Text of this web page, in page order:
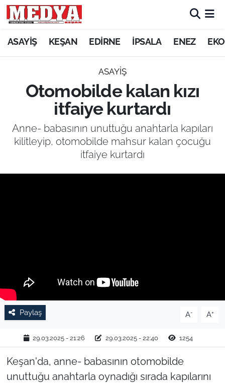
ASAYİŞ KEŞAN EDİRNE İPSALA ENEZ
ASAYİŞ
Otomobilde kalan kızı
itfaiye kurtardı
Anne- babasının unuttuğu anahtarla kapıları
kilitleyip, otomobilde mahsur kalan çocuğu
itfaiye kurtardı
Paylaş A- A+
29.03.2025 - 21:26 29.03.2025 - 22:40 1254
Keşan'da, anne- babasının otomobilde
unuttuğu anahtarla oynadığı sırada kapılarını
KEŞAN
ASAYİŞ
SİYASET
GÜNDEM
SPOR
YAŞAM
EDİRNE